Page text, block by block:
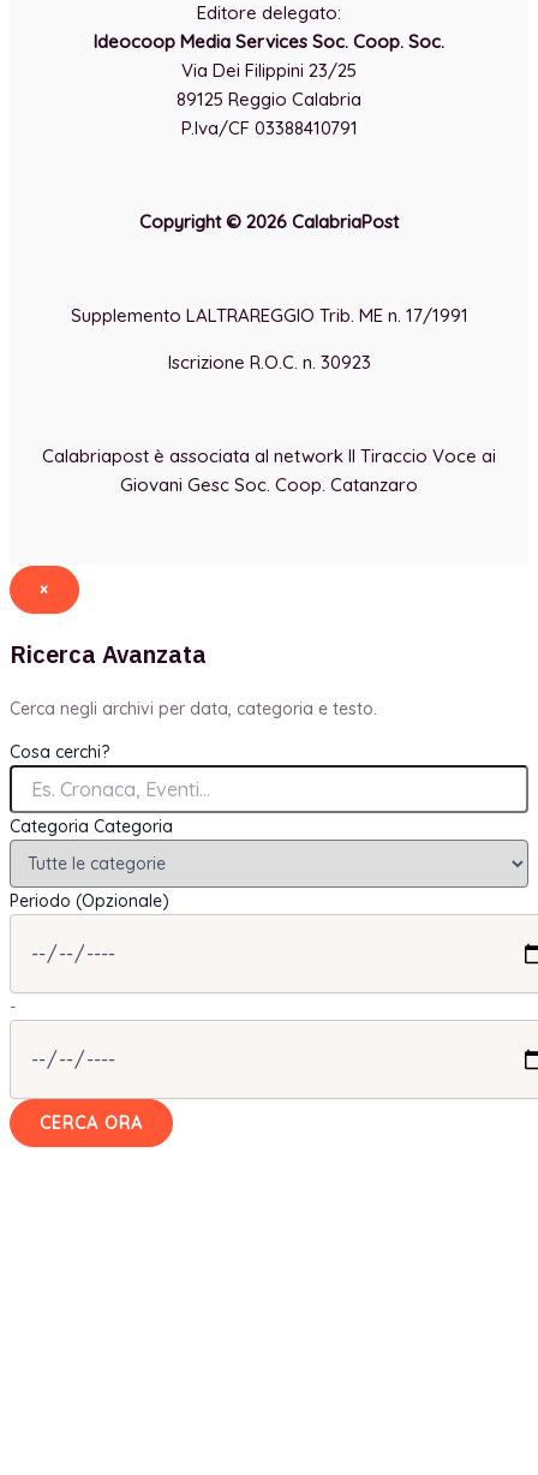
Editore delegato:
Ideocoop Media Services Soc. Coop. Soc.
Via Dei Filippini 23/25
89125 Reggio Calabria
P.Iva/CF 03388410791
Copyright © 2026 CalabriaPost
Supplemento LALTRAREGGIO Trib. ME n. 17/1991
Iscrizione R.O.C. n. 30923
Calabriapost è associata al network Il Tiraccio Voce ai
Giovani Gesc Soc. Coop. Catanzaro
×
Ricerca Avanzata
Cerca negli archivi per data, categoria e testo.
Cosa cerchi?
Categoria Categoria
Periodo (Opzionale)
-
CERCA ORA